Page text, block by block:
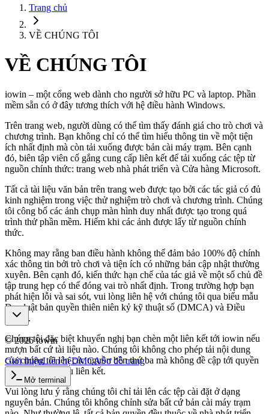
Trang chủ
VỀ CHÚNG TÔI
VỀ CHÚNG TÔI
iowin – một cổng web dành cho người sở hữu PC và laptop. Phần
mềm sẵn có ở đây tương thích với hệ điều hành Windows.
Trên trang web, người dùng có thể tìm thấy đánh giá cho trò chơi và
chương trình. Bạn không chỉ có thể tìm hiểu thông tin về một tiện
ích nhất định mà còn tải xuống được bản cài máy trạm. Bên cạnh
đó, biên tập viên cố gắng cung cấp liên kết để tải xuống các tệp từ
nguồn chính thức: trang web nhà phát triển và Cửa hàng Microsoft.
Tất cả tài liệu văn bản trên trang web được tạo bởi các tác giả có đủ
kinh nghiệm trong việc thử nghiệm trò chơi và chương trình. Chúng
tôi công bố các ảnh chụp màn hình duy nhất được tạo trong quá
trình thử phần mềm. Hiếm khi các ảnh được lấy từ nguồn chính
thức.
Không may rằng ban điều hành không thể đảm bảo 100% độ chính
xác thông tin bởi trò chơi và tiện ích có những bản cập nhật thường
xuyên. Bên cạnh đó, kiến thức hạn chế của tác giả về một số chủ đề
tập trung hẹp có thể đóng vai trò nhất định. Trong trường hợp bạn
phát hiện lỗi và sai sót, vui lòng liên hệ với chúng tôi qua biểu mẫu
Đạo luật bản quyền thiên niên kỷ kỹ thuật số (DMCA) và Điều
khoản.
Chúng tôi đặc biệt khuyến nghị bạn chèn một liên kết tới iowin nếu
mượn bất cứ tài liệu nào. Chúng tôi không cho phép tải nội dung
của chúng tôi lên các nguồn bên thứ ba mà không đề cập tới quyền
tác giả và các siêu liên kết.
Vui lòng lưu ý rằng chúng tôi chỉ tải lên các tệp cài đặt ở dạng
nguyên bản. Chúng tôi không chỉnh sửa bất cứ bản cài máy trạm
©2026iowin
Giới thiệuLiên hệDMCASơ đồ trang
Mở terminal